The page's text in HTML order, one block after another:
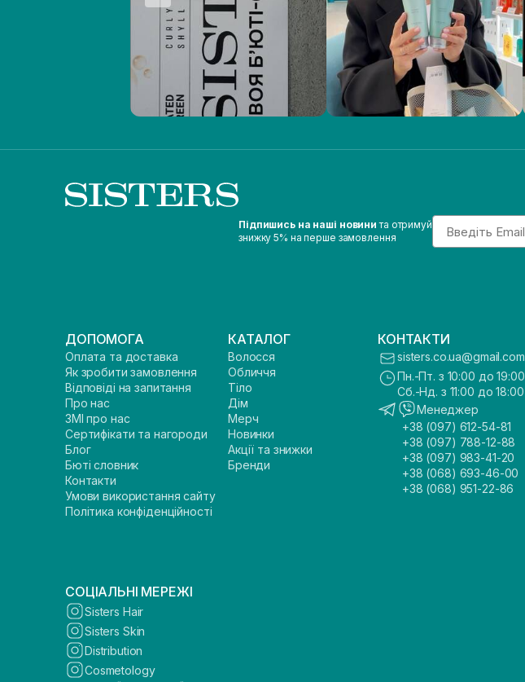
Підпишись на наші новини та отримуй
знижку 5% на перше замовлення
Email
ДОПОМОГА
Оплата та доставка
Як зробити замовлення
Відповіді на запитання
Про нас
ЗМІ про нас
Сертифікати та нагороди
Блог
Бюті словник
Контакти
Умови використання сайту
Політика конфіденційності
КАТАЛОГ
Волосся
Обличчя
Тіло
Дім
Мерч
Новинки
Акції та знижки
Бренди
КОНТАКТИ
sisters.co.ua@gmail.com
Пн.-Пт. з 10:00 до 19:00
Сб.-Нд. з 11:00 до 18:00
Менеджер
+38 (097) 612-54-81
+38 (097) 788-12-88
+38 (097) 983-41-20
+38 (068) 693-46-00
+38 (068) 951-22-86
СОЦІАЛЬНІ МЕРЕЖІ
Sisters Hair
Sisters Skin
Distribution
Cosmetology